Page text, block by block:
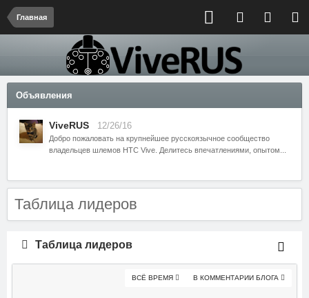
Главная
Объявления
ViveRUS 12/26/16
Добро пожаловать на крупнейшее русскоязычное сообщество
владельцев шлемов HTC Vive. Делитесь впечатлениями, опытом...
Таблица лидеров
Таблица лидеров
В КОММЕНТАРИИ БЛОГА
ВСЁ ВРЕМЯ